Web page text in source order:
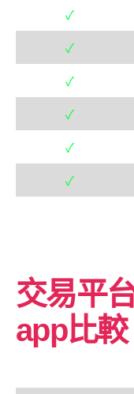
✓
✓
✓
✓
✓
✓
交易平
app比較